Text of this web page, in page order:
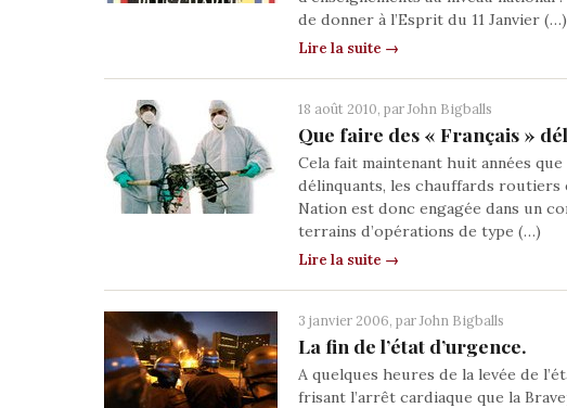
de donner à l’Esprit du 11 Janvier (…)
Lire la suite →
18 août 2010, parJohn Bigballs
Que faire des « Français »
Cela fait maintenant huit années
délinquants, les chauffards
Nation est donc engagée dans un
terrains d’opérations de type (…)
Lire la suite →
3 janvier 2006, parJohn Bigballs
La fin de l’état d’urgence.
A quelques heures de la levée de
frisant l’arrêt cardiaque que la